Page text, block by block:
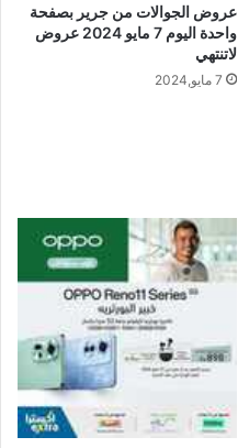
عروض الجوالات من جرير بصفحة
واحدة اليوم 7 مايو 2024 عروض
لاتنتهي
7 مايو,2024